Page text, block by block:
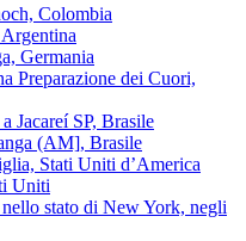
Colombia
Germania
Preparazione dei Cuori,
Jacareí SP, Brasile
(AM], Brasile
Stati Uniti d’America
Uniti
stato di New York, negli